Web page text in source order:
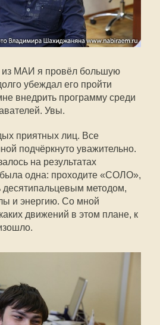
из МАИ я провёл большую
убеждал его пройти
внедрить программу среди
Увы.
приятных лиц. Все
подчёркнуто уважительно.
на результатах
была одна: проходите «СОЛО»,
десятипальцевым методом,
и энергию. Со мной
движений в этом плане, к